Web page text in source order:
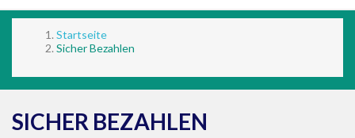
Startseite
Sicher Bezahlen
SICHER BEZAHLEN